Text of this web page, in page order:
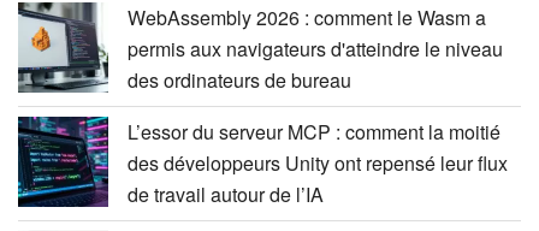
WebAssembly 2026 : comment le Wasm a
permis aux navigateurs d'atteindre le niveau
des ordinateurs de bureau
L’essor du serveur MCP : comment la moitié
des développeurs Unity ont repensé leur flux
de travail autour de l’IA